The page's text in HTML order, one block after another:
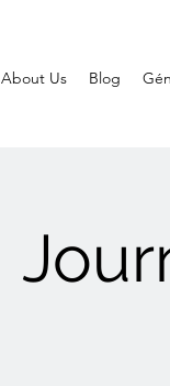
About Us Blog